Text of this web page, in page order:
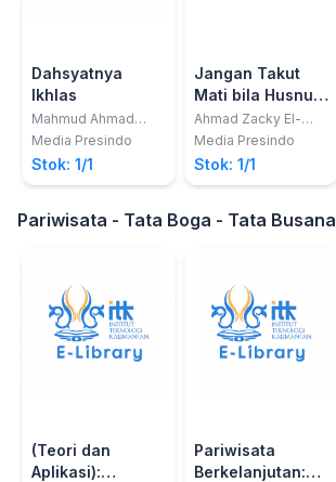
Dahsyatnya
Ikhlas
Mahmud Ahmad
Mustafa
Media Presindo
Stok: 1/1
Jangan Takut
Mati bila Husnul
Khatimah
Ahmad Zacky El-
Shafa
Media Presindo
Stok: 1/1
Pariwisata - Tata Boga - Tata Busana
(Teori dan
Aplikasi):
Pariwisata
Berkelanjutan: